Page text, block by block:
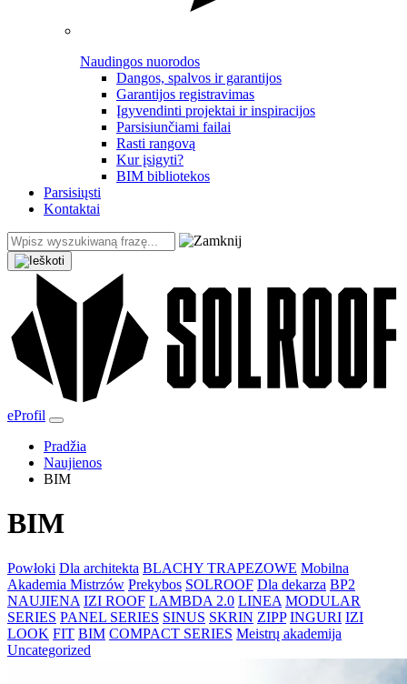
Naudingos nuorodos
Dangos, spalvos ir garantijos
Garantijos registravimas
Įgyvendinti projektai ir inspiracijos
Parsisiunčiami failai
Rasti rangovą
Kur įsigyti?
BIM bibliotekos
Parsisiųsti
Kontaktai
eProfil
Pradžia
Naujienos
BIM
BIM
Powłoki Dla architekta BLACHY TRAPEZOWE Mobilna
Akademia Mistrzów Prekybos SOLROOF Dla dekarza BP2
NAUJIENA IZI ROOF LAMBDA 2.0 LINEA MODULAR
SERIES PANEL SERIES SINUS SKRIN ZIPP INGURI IZI
LOOK FIT BIM COMPACT SERIES Meistrų akademija
Uncategorized